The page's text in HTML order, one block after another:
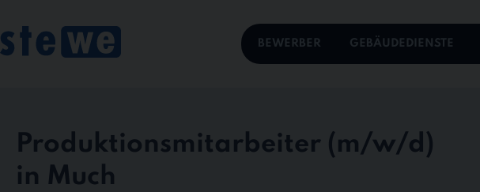
BEWERBER GEBÄUDEDIENSTE
content
Produktionsmitarbeiter
in Much